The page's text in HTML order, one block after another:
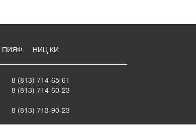
ПИЯФ НИЦ КИ
8 (813) 714-65-61
8 (813) 714-60-23
8 (813) 713-90-23